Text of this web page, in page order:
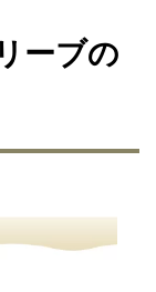
ーブの